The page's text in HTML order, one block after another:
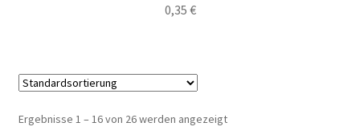
0,35 €
Ergebnisse 1 – 16 von 26 werden angezeigt